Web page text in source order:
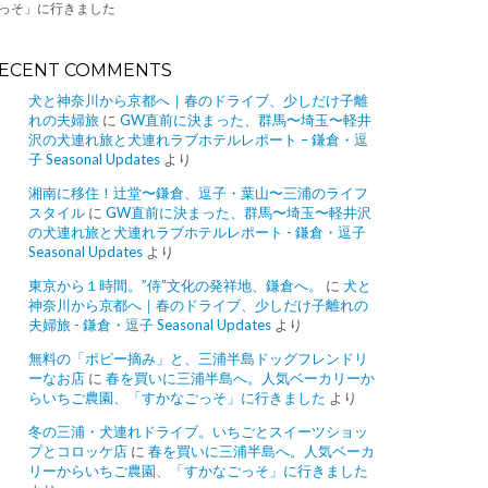
そ」に行きました
COMMENTS
犬と神奈川から京都へ｜春のドライブ、少しだけ子離
れの夫婦旅 に GW直前に決まった、群馬〜埼玉〜軽井
沢の犬連れ旅と犬連れラブホテルレポート – 鎌倉・逗
子 Seasonal Updates より
湘南に移住！辻堂〜鎌倉、逗子・葉山〜三浦のライフ
スタイル に GW直前に決まった、群馬〜埼玉〜軽井沢
の犬連れ旅と犬連れラブホテルレポート - 鎌倉・逗子
Seasonal Updates より
東京から１時間。”侍”文化の発祥地、鎌倉へ。
に 犬と
神奈川から京都へ｜春のドライブ、少しだけ子離れの
夫婦旅 - 鎌倉・逗子 Seasonal Updates より
無料の「ポピー摘み」と、三浦半島ドッグフレンドリ
ーなお店 に 春を買いに三浦半島へ。人気ベーカリーか
らいちご農園、「すかなごっそ」に行きました より
冬の三浦・犬連れドライブ。いちごとスイーツショッ
プとコロッケ店 に 春を買いに三浦半島へ。人気ベーカ
リーからいちご農園、「すかなごっそ」に行きました